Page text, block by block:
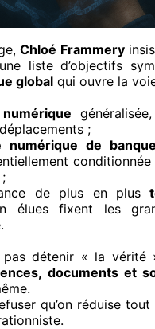
Chloé Frammery
liste d’objectifs
global qui ouvre la
;
numérique de
de plus en plus
élues fixent les
pas détenir « la
documents et
qu’on réduise